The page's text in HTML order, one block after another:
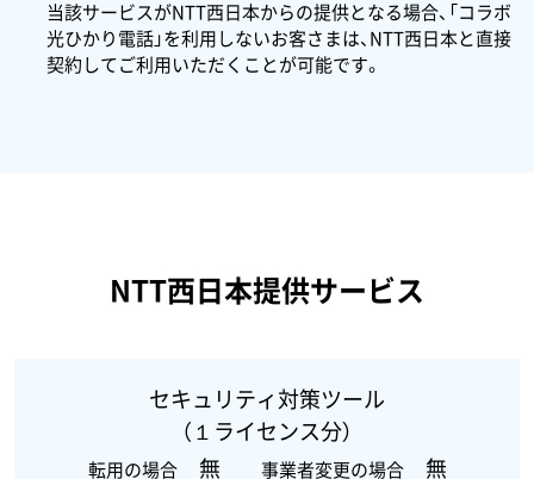
当該サービスがNTT西日本からの提供となる場合、「コラボ
光ひかり電話」を利用しないお客さまは、NTT西日本と直接
契約してご利用いただくことが可能です。
NTT西日本提供サービス
セキュリティ対策ツール
（１ライセンス分）
転用の場合無 事業者変更の場合無